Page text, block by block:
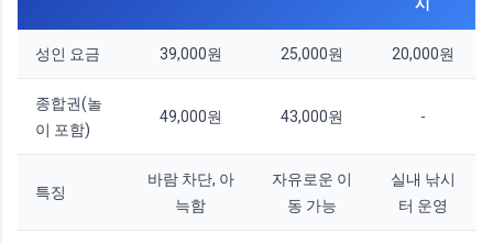
성인 요금 39,000원 25,000원 20,000원
종합권(놀
이 포함)
49,000원 43,000원 -
특징
바람 차단, 아
늑함
자유로운 이
동 가능
실내 낚시
터 운영